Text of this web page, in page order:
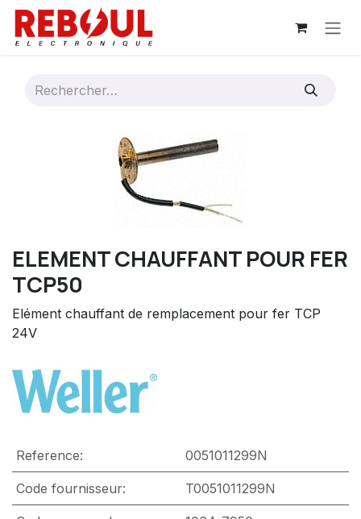
Se rendre au contenu
ELEMENT CHAUFFANT POUR FER
TCP50
Elément chauffant de remplacement pour fer TCP
24V
Reference: 0051011299N
Code fournisseur: T0051011299N